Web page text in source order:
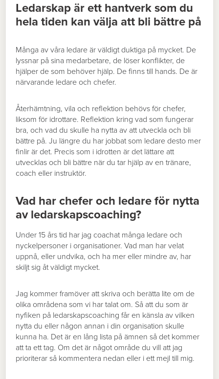
Ledarskap är ett hantverk som du
hela tiden kan välja att bli bättre på
Många av våra ledare är väldigt duktiga på mycket. De
lyssnar på sina medarbetare, de löser konflikter, de
hjälper de som behöver hjälp. De finns till hands. De är
närvarande ledare och chefer.
Återhämtning, vila och reflektion behövs för chefer,
liksom för idrottare. Reflektion kring vad som fungerar
bra, och vad du skulle ha nytta av att utveckla och bli
bättre på. Ju längre du har jobbat som ledare desto mer
finlir är det. Precis som i idrotten är det lättare att
utvecklas och bli bättre när du tar hjälp av en tränare,
coach eller instruktör.
Vad har chefer och ledare för nytta
av ledarskapscoaching?
Under 15 års tid har jag coachat många ledare och
nyckelpersoner i organisationer. Vad man har velat
uppnå, eller undvika, och ha mer eller mindre av, har
skiljt sig åt väldigt mycket.
Jag kommer framöver att skriva och berätta lite om de
olika områdena som vi har talat om. Så att du som är
nyfiken på ledarskapscoaching får en känsla av vilken
nytta du eller någon annan i din organisation skulle
kunna ha. Det är en lång lista på ämnen så det kommer
att ta ett tag. Om det är något område du vill att jag
prioriterar så kommentera nedan eller i ett mejl till mig.